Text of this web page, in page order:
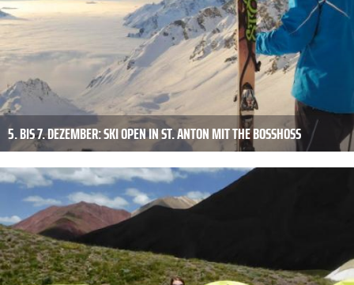
5. BIS 7. DEZEMBER: SKI OPEN IN ST. ANTON MIT THE BOSSHOSS